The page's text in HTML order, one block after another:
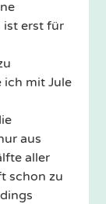
ist erst für
ich mit Jule
aus
aller
schon zu